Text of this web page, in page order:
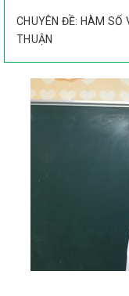
CHUYÊN ĐỀ: HÀM SỐ
THUẬN